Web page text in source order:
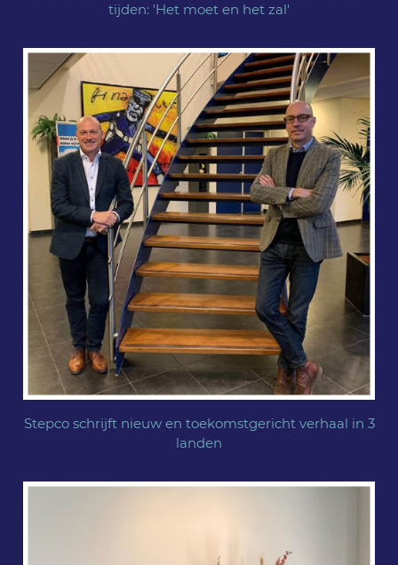
tijden: 'Het moet en het zal'
Stepco schrijft nieuw en toekomstgericht verhaal in 3
landen